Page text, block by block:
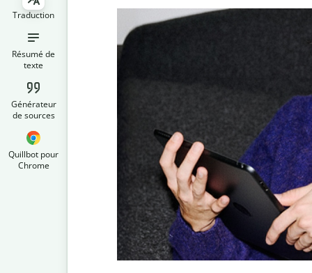
Traduction
Résumé de
texte
Générateur
de sources
Quillbot pour
Chrome